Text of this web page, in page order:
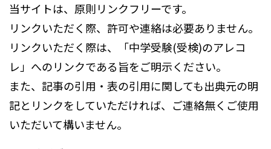
当サイトは、原則リンクフリーです。
リンクいただく際、許可や連絡は必要ありません。
リンクいただく際は、「中学受験(受検)のアレコ
レ」へのリンクである旨をご明示ください。
また、記事の引用・表の引用に関しても出典元の明
記とリンクをしていただければ、ご連絡無くご使用
いただいて構いません。